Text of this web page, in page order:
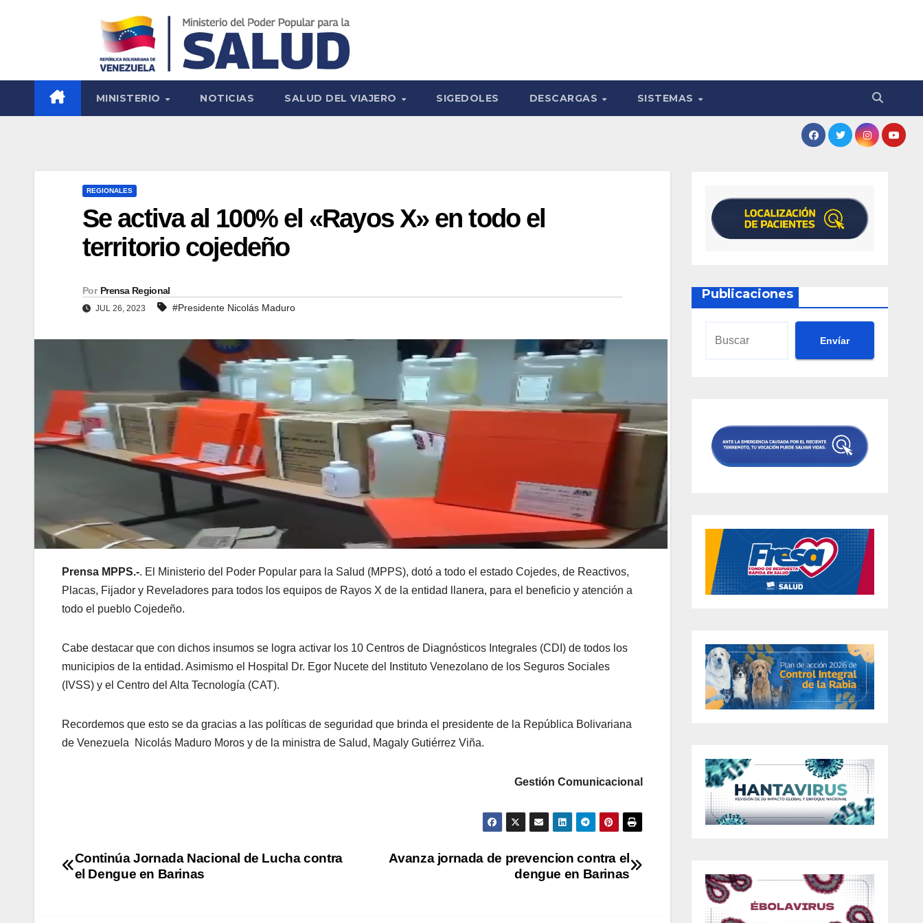
MINISTERIO NOTICIAS SALUD DEL VIAJERO SIGEDOLES DESCARGAS SISTEMAS
REGIONALES
Se activa al 100% el «Rayos X» en todo el
territorio cojedeño
Por Prensa Regional
JUL 26, 2023 #Presidente Nicolás Maduro
Prensa MPPS.-. El Ministerio del Poder Popular para la Salud (MPPS), dotó a todo el estado Cojedes, de Reactivos,
Placas, Fijador y Reveladores para todos los equipos de Rayos X de la entidad llanera, para el beneficio y atención a
todo el pueblo Cojedeño.
Cabe destacar que con dichos insumos se logra activar los 10 Centros de Diagnósticos Integrales (CDI) de todos los
municipios de la entidad. Asimismo el Hospital Dr. Egor Nucete del Instituto Venezolano de los Seguros Sociales
(IVSS) y el Centro del Alta Tecnología (CAT).
Recordemos que esto se da gracias a las políticas de seguridad que brinda el presidente de la República Bolivariana
de Venezuela Nicolás Maduro Moros y de la ministra de Salud, Magaly Gutiérrez Viña.
Gestión Comunicacional
Avanza jornada de prevencion contra el
dengue en Barinas
Continúa Jornada Nacional de Lucha contra
el Dengue en Barinas
Publicaciones
Envíar